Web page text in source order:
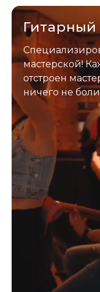
Гитарный
мастерской!
отстроен
ничего не